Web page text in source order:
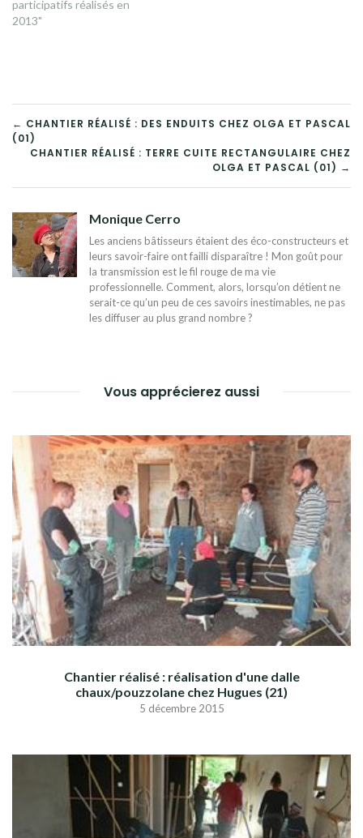
participatifs réalisés en
2013"
NAVIGATION
DE
L’ARTICLE
← CHANTIER RÉALISÉ : DES ENDUITS CHEZ OLGA ET PASCAL
(01)
CHANTIER RÉALISÉ : TERRE CUITE RECTANGULAIRE CHEZ
OLGA ET PASCAL (01) →
Monique Cerro
Les anciens bâtisseurs étaient des éco-constructeurs et
leurs savoir-faire ont failli disparaître ! Mon goût pour
la transmission est le fil rouge de ma vie
professionnelle. Comment, alors, lorsqu’on détient ne
serait-ce qu’un peu de ces savoirs inestimables, ne pas
les diffuser au plus grand nombre ?
Vous apprécierez aussi
Chantier réalisé : réalisation d'une dalle
chaux/pouzzolane chez Hugues (21)
5 décembre 2015